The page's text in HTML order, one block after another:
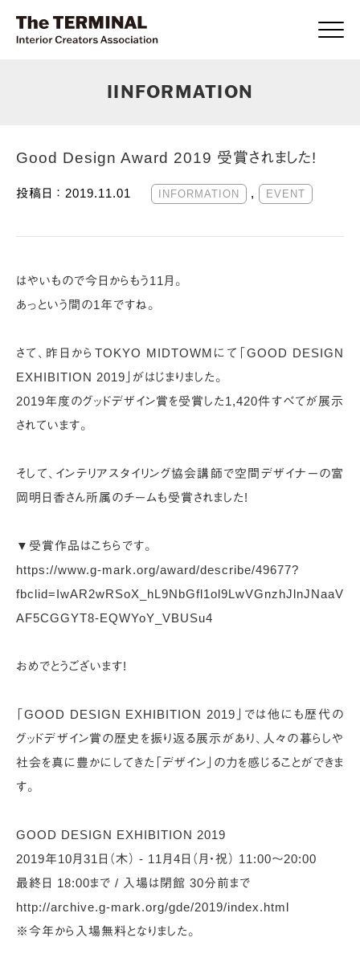
Click
IINFORMATION
Good Design Award 2019 受賞されました!
投稿日 ： 2019.11.01 INFORMATION , EVENT
はやいもので今日からもう11月。
あっという間の1年ですね。
さて、昨日からTOKYO MIDTOWMにて「GOOD DESIGN
EXHIBITION 2019」がはじまりました。
2019年度のグッドデザイン賞を受賞した1,420件すべてが展示
されています。
そして、インテリアスタイリング協会講師で空間デザイナーの富
岡明日香さん所属のチームも受賞されました!
▼受賞作品はこちらです。
https://www.g-mark.org/award/describe/49677?
fbclid=IwAR2wRSoX_hL9NbGfl1ol9LwVGnzhJlnJNaaV
AF5CGGYT8-EQWYoY_VBUSu4
おめでとうございます!
「GOOD DESIGN EXHIBITION 2019」では他にも歴代の
グッドデザイン賞の歴史を振り返る展示があり、 人々の暮らしや
社会を真に豊かにしてきた「デザイン」の力を感じることができま
す。
GOOD DESIGN EXHIBITION 2019
2019年10月31日（木） ‐ 11月4日（月・祝） 11:00〜20:00
最終日 18:00まで / 入場は閉館 30分前まで
http://archive.g-mark.org/gde/2019/index.html
※今年から入場無料となりました。